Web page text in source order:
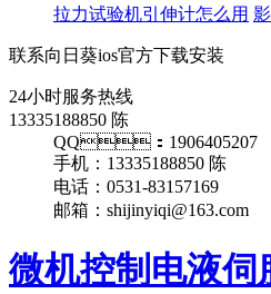
拉力试验机引伸计怎么用
联系向日葵ios官方下载安装
24小时服务热线
13335188850 陈
QQ：1906405207
手机：13335188850 陈
电话：0531-83157169
邮箱：shijinyiqi@163.com
微机控制电液伺